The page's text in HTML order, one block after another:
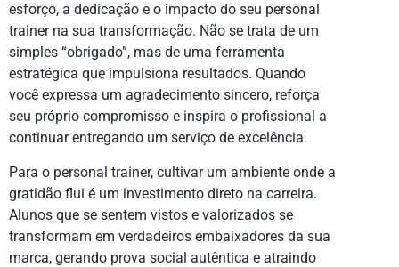
esforço, a dedicação e o impacto do seu personal
trainer na sua transformação. Não se trata de um
simples “obrigado”, mas de uma ferramenta
estratégica que impulsiona resultados. Quando
você expressa um agradecimento sincero, reforça
seu próprio compromisso e inspira o profissional a
continuar entregando um serviço de excelência.
Para o personal trainer, cultivar um ambiente onde a
gratidão flui é um investimento direto na carreira.
Alunos que se sentem vistos e valorizados se
transformam em verdadeiros embaixadores da sua
marca, gerando prova social autêntica e atraindo